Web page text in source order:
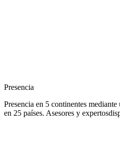
Presencia
Presencia en 5 continentes
en 25 países. Asesores y